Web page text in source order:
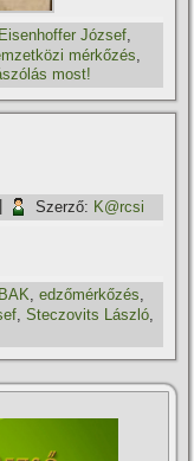
Eisenhoffer József
mérkőzés,
most!
Szerző: K@rcsi
BAK ,edzőmérkőzés
,Steczovits László,